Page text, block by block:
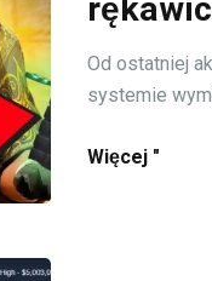
Od ostatniej
systemie
Więcej "